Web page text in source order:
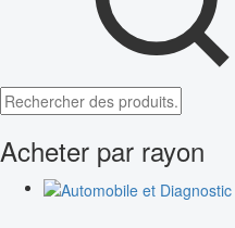
Acheter par rayon